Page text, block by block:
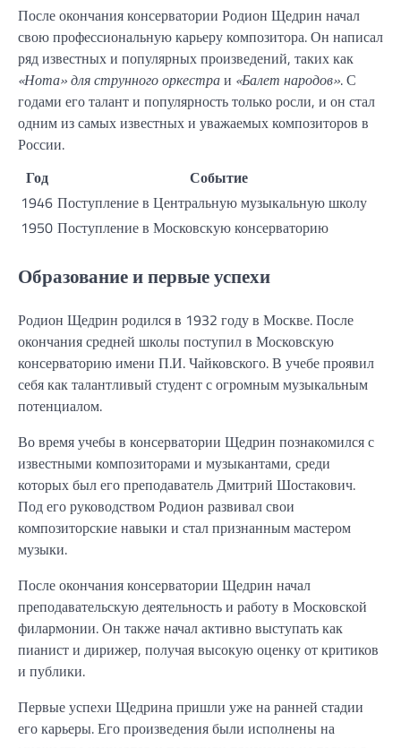
После окончания консерватории Родион Щедрин начал
свою профессиональную карьеру композитора. Он написал
ряд известных и популярных произведений, таких как
«Нота» для струнного оркестраи «Балет народов». С
годами его талант и популярность только росли, и он стал
одним из самых известных и уважаемых композиторов в
России.
Год
Событие
1946 Поступление в Центральную музыкальную школу
1950 Поступление в Московскую консерваторию
Образование и первые успехи
Родион Щедрин родился в 1932 году в Москве. После
окончания средней школы поступил в Московскую
консерваторию имени П.И. Чайковского. В учебе проявил
себя как талантливый студент с огромным музыкальным
потенциалом.
Во время учебы в консерватории Щедрин познакомился с
известными композиторами и музыкантами, среди
которых был его преподаватель Дмитрий Шостакович.
Под его руководством Родион развивал свои
композиторские навыки и стал признанным мастером
музыки.
После окончания консерватории Щедрин начал
преподавательскую деятельность и работу в Московской
филармонии. Он также начал активно выступать как
пианист и дирижер, получая высокую оценку от критиков
и публики.
Первые успехи Щедрина пришли уже на ранней стадии
его карьеры. Его произведения были исполнены на